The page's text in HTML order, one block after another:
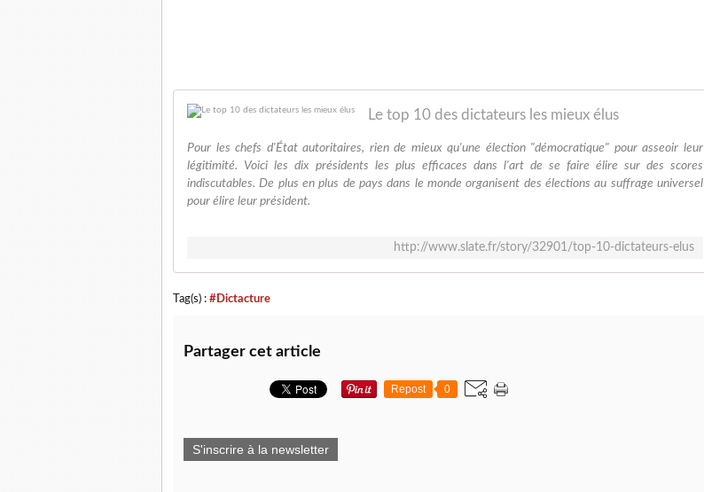
Le top 10 des dictateurs les mieux élus
Pour les chefs d'État autoritaires, rien de mieux qu'une élection "démocratique" pour asseoir leur
légitimité. Voici les dix présidents les plus efficaces dans l'art de se faire élire sur des scores
indiscutables. De plus en plus de pays dans le monde organisent des élections au suffrage universel
pour élire leur président.
http://www.slate.fr/story/32901/top-10-dictateurs-elus
Tag(s) : #Dictacture
Partager cet article
Repost 0
S'inscrire à la newsletter